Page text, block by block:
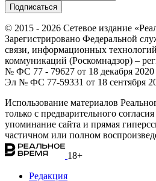
© 2015 - 2026 Сетевое издание
Зарегистрировано Федеральной
связи, информационных
коммуникаций (Роскомнадзор) –
№ ФС 77 - 79627 от 18 декабря 2020
Эл № ФС 77-59331 от 18 сентября
Использование материалов
только с предварительного
упоминание сайта и прямая
частичном или полном
18+
Редакция